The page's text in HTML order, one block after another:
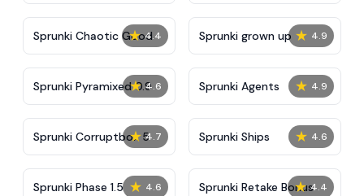
★ 4.4
Sprunki Chaotic Good ★ 4.9
Sprunki grown up
★ 4.6
Sprunki Pyramixed 0.9 ★ 4.9
Sprunki Agents
★ 4.7
Sprunki Corruptbox 5 ★ 4.6
Sprunki Ships
★ 4.6
Sprunki Phase 1.5 ★ 4.4
Sprunki Retake Bonus